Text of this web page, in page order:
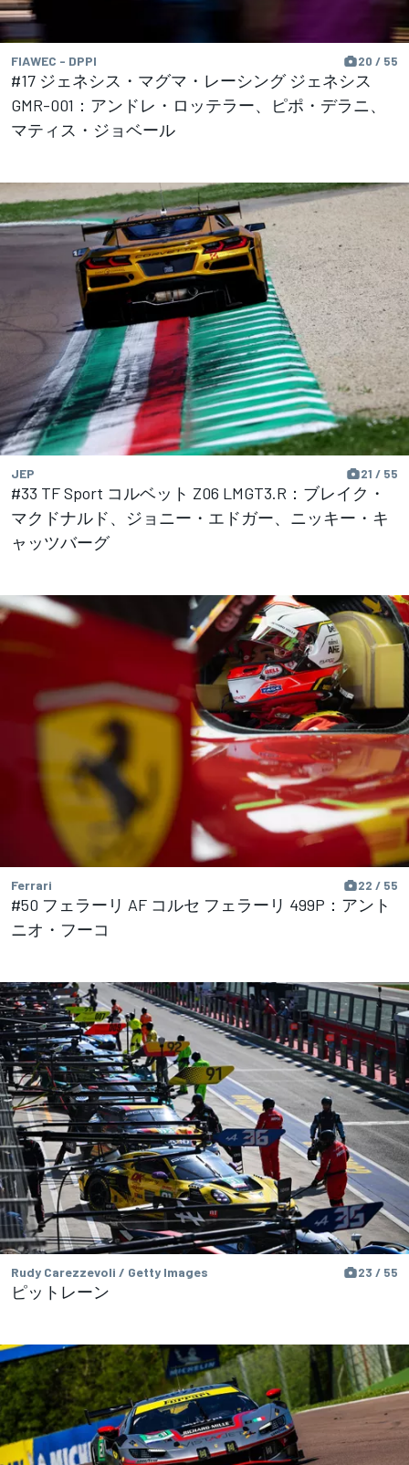
FIAWEC - DPPI 20 / 55
#17 ジェネシス・マグマ・レーシング ジェネシス
GMR-001：アンドレ・ロッテラー、ピポ・デラニ、
マティス・ジョベール
JEP 21 / 55
#33 TF Sport コルベット Z06 LMGT3.R：ブレイク・
マクドナルド、ジョニー・エドガー、ニッキー・キ
ャッツバーグ
Ferrari 22 / 55
#50 フェラーリ AF コルセ フェラーリ 499P：アント
ニオ・フーコ
Rudy Carezzevoli / Getty Images 23 / 55
ピットレーン